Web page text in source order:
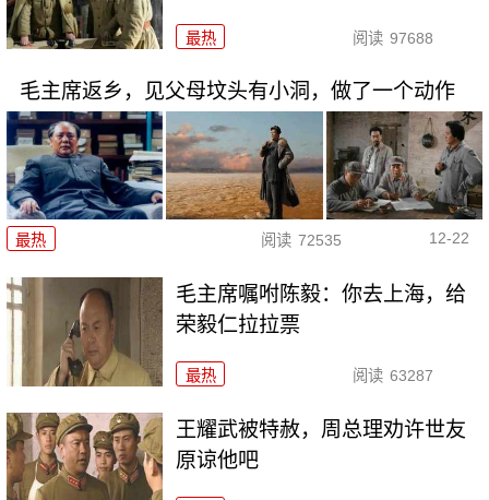
最热 阅读 97688
毛主席返乡，见父母坟头有小洞，做了一个动作
最热 阅读 72535 12-22
毛主席嘱咐陈毅：你去上海，给
荣毅仁拉拉票
最热 阅读 63287
王耀武被特赦，周总理劝许世友
原谅他吧